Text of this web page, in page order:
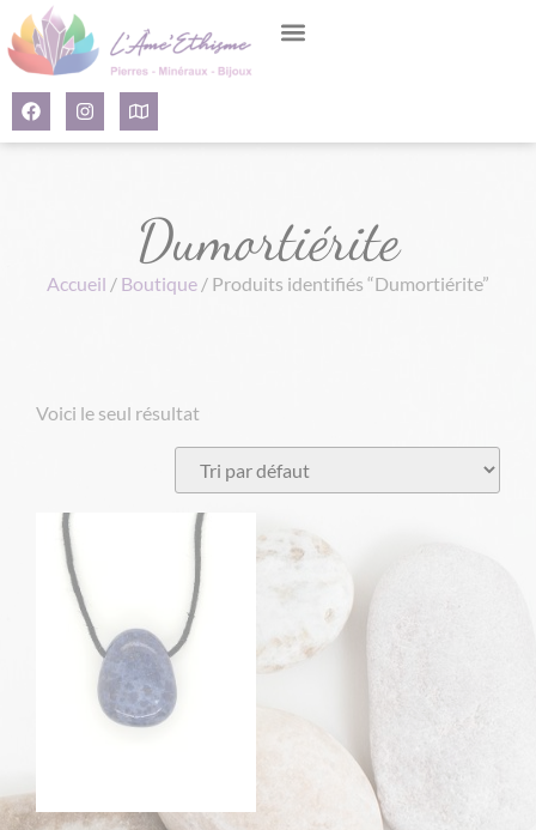
Dumortiérite
Accueil / Boutique / Produits identifiés “Dumortiérite”
Voici le seul résultat
Panneau de gestion des cookies